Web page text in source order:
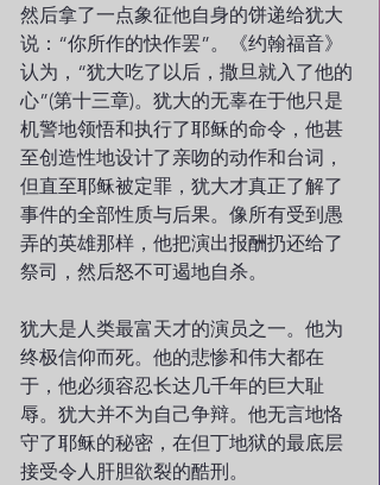
然后拿了一点象征他自身的饼递给犹大
说：“你所作的快作罢”。《约翰福音》
认为，“犹大吃了以后，撒旦就入了他的
心”(第十三章)。犹大的无辜在于他只是
机警地领悟和执行了耶稣的命令，他甚
至创造性地设计了亲吻的动作和台词，
但直至耶稣被定罪，犹大才真正了解了
事件的全部性质与后果。像所有受到愚
弄的英雄那样，他把演出报酬扔还给了
祭司，然后怒不可遏地自杀。
犹大是人类最富天才的演员之一。他为
终极信仰而死。他的悲惨和伟大都在
于，他必须容忍长达几千年的巨大耻
辱。犹大并不为自己争辩。他无言地恪
守了耶稣的秘密，在但丁地狱的最底层
接受令人肝胆欲裂的酷刑。